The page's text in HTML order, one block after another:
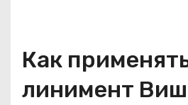
Как
линимент